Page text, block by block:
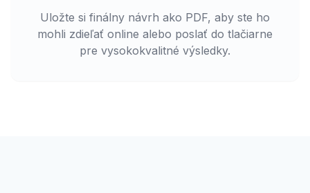
Uložte si finálny návrh ako PDF, aby ste ho
mohli zdieľať online alebo poslať do tlačiarne
pre vysokokvalitné výsledky.